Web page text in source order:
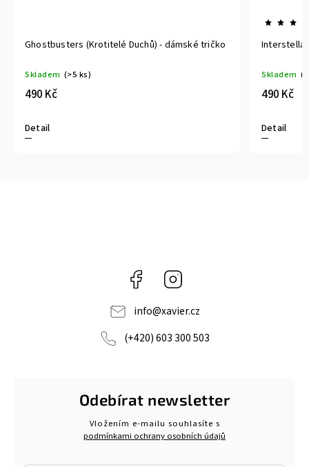
Ghostbusters (Krotitelé Duchů) - dámské tričko
Skladem (>5 ks)
490 Kč
Detail
Skladem
490 Kč
Detail
Facebook
info@xavier.cz
(+420) 603 300 503
Odebírat newsletter
Vložením e-mailu souhlasíte s
podmínkami ochrany osobních údajů